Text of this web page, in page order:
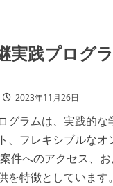
実践プログ
2023年11月26日
ラムは、実践的な
、フレキシブルなオ
件へのアクセス、お
特徴としています。